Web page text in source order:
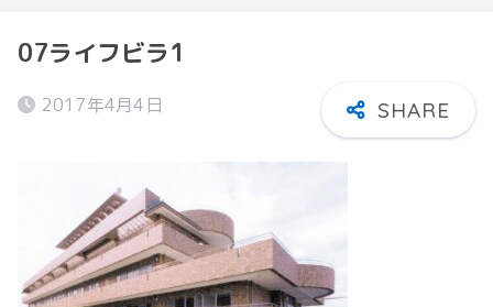
07ライフビラ1
2017年4月4日